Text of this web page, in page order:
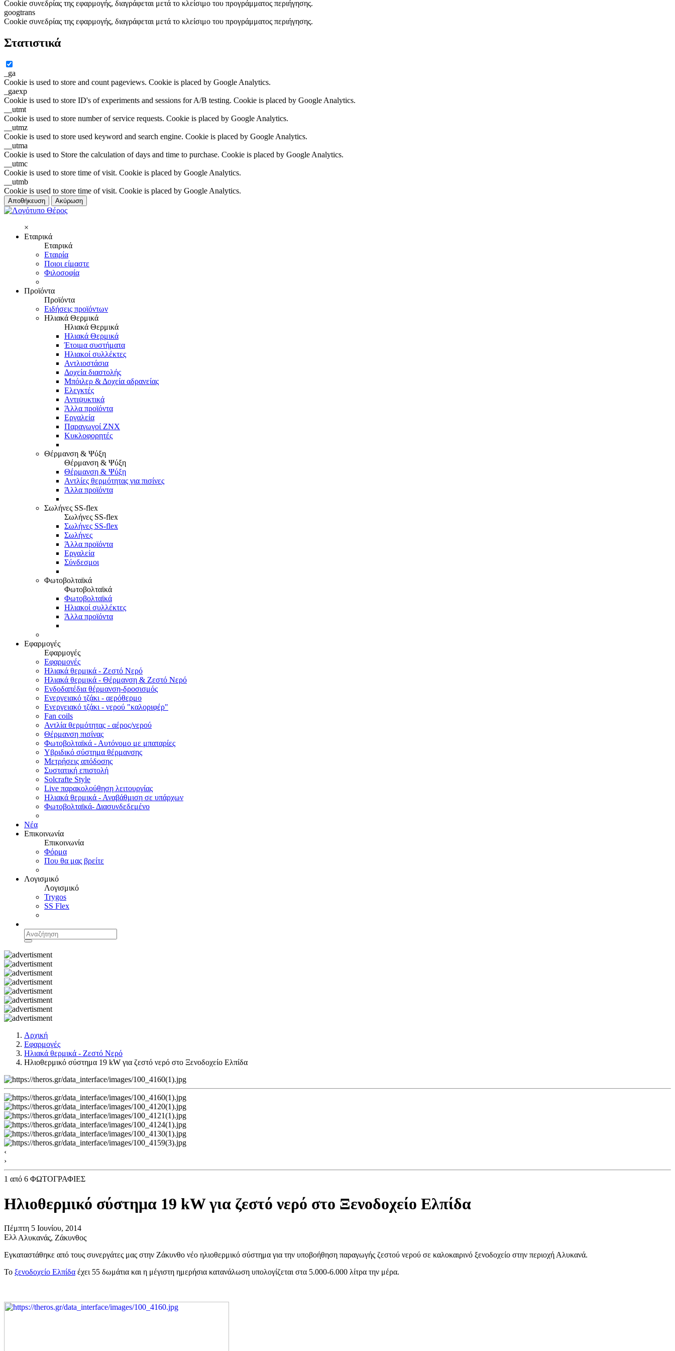
Cookie συνεδρίας της εφαρμογής, διαγράφεται μετά το κλείσιμο του προγράμματος περιήγησης.
googtrans
Cookie συνεδρίας της εφαρμογής, διαγράφεται μετά το κλείσιμο του προγράμματος περιήγησης.
Στατιστικά
_ga
Cookie is used to store and count pageviews. Cookie is placed by Google Analytics.
_gaexp
Cookie is used to store ID's of experiments and sessions for A/B testing. Cookie is placed by Google Analytics.
__utmt
Cookie is used to store number of service requests. Cookie is placed by Google Analytics.
__utmz
Cookie is used to store used keyword and search engine. Cookie is placed by Google Analytics.
__utma
Cookie is used to Store the calculation of days and time to purchase. Cookie is placed by Google Analytics.
__utmc
Cookie is used to store time of visit. Cookie is placed by Google Analytics.
__utmb
Cookie is used to store time of visit. Cookie is placed by Google Analytics.
Αποθήκευση Ακύρωση
×
Εταιρικά
Εταιρικά
Εταιρία
Ποιοι είμαστε
Φιλοσοφία
Προϊόντα
Προϊόντα
Ειδήσεις προϊόντων
Ηλιακά Θερμικά
Ηλιακά Θερμικά
Ηλιακά Θερμικά
Έτοιμα συστήματα
Ηλιακοί συλλέκτες
Αντλιοστάσια
Δοχεία διαστολής
Μπόιλερ & Δοχεία αδρανείας
Ελεγκτές
Αντιψυκτικά
Άλλα προϊόντα
Εργαλεία
Παραγωγοί ΖΝΧ
Κυκλοφορητές
Θέρμανση & Ψύξη
Θέρμανση & Ψύξη
Θέρμανση & Ψύξη
Αντλίες θερμότητας για πισίνες
Άλλα προϊόντα
Σωλήνες SS-flex
Σωλήνες SS-flex
Σωλήνες SS-flex
Σωλήνες
Άλλα προϊόντα
Εργαλεία
Σύνδεσμοι
Φωτοβολταϊκά
Φωτοβολταϊκά
Φωτοβολταϊκά
Ηλιακοί συλλέκτες
Άλλα προϊόντα
Εφαρμογές
Εφαρμογές
Εφαρμογές
Ηλιακά θερμικά - Ζεστό Νερό
Ηλιακά θερμικά - Θέρμανση & Ζεστό Νερό
Ενδοδαπέδια θέρμανση-δροσισμός
Ενεργειακό τζάκι - αερόθερμο
Ενεργειακό τζάκι - νερού "καλοριφέρ"
Fan coils
Αντλία θερμότητας - αέρος/νερού
Θέρμανση πισίνας
Φωτοβολταϊκά - Αυτόνομο με μπαταρίες
Υβριδικό σύστημα θέρμανσης
Μετρήσεις απόδοσης
Συστατική επιστολή
Solcrafte Style
Live παρακολούθηση λειτουργίας
Ηλιακά θερμικά - Αναβάθμιση σε υπάρχων
Φωτοβολταϊκά- Διασυνδεδεμένο
Νέα
Επικοινωνία
Επικοινωνία
Φόρμα
Που θα μας βρείτε
Λογισμικό
Λογισμικό
Trygos
SS Flex
Αρχική
Εφαρμογές
Ηλιακά θερμικά - Ζεστό Νερό
Ηλιοθερμικό σύστημα 19 kW για ζεστό νερό στο Ξενοδοχείο Ελπίδα
‹
›
1 από 6 ΦΩΤΟΓΡΑΦΙΕΣ
Ηλιοθερμικό σύστημα 19 kW για ζεστό νερό στο Ξενοδοχείο Ελπίδα
Πέμπτη 5 Ιουνίου, 2014
Αλυκανάς, Ζάκυνθος
Εγκαταστάθηκε από τους συνεργάτες μας στην Ζάκυνθο νέο ηλιοθερμικό σύστημα για την υποβοήθηση παραγωγής ζεστού νερού σε καλοκαιρινό ξενοδοχείο στην περιοχή Αλυκανά.
Το ξενοδοχείο Ελπίδα έχει 55 δωμάτια και η μέγιστη ημερήσια κατανάλωση υπολογίζεται στα 5.000-6.000 λίτρα την μέρα.